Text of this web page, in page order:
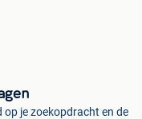
je zoekopdracht en de